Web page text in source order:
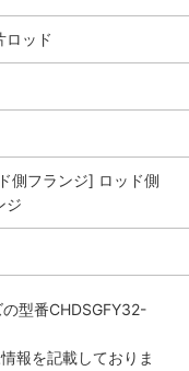
ロッド
側フランジ] ロッド側
ジ
の型番CHDSGFY32-
報を記載しておりま